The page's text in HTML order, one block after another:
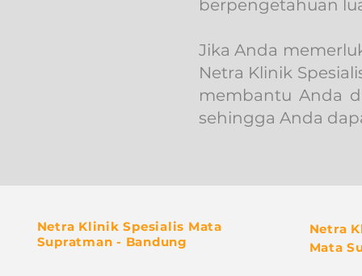
berpengetahuan
Jika Anda
Netra Klinik
membantu Anda
sehingga Anda
Netra Klinik Spesialis Mata
Supratman - Bandung
Netra
Mata